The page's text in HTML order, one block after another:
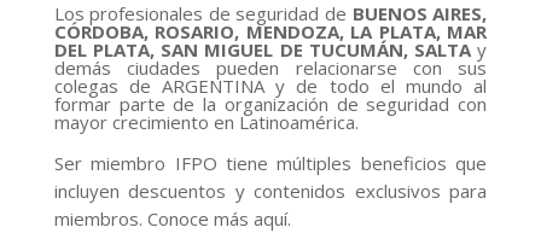
Los profesionales de seguridad de BUENOS AIRES,
CÓRDOBA, ROSARIO, MENDOZA, LA PLATA, MAR
DEL PLATA, SAN MIGUEL DE TUCUMÁN, SALTAy
demás ciudades pueden relacionarse con sus
colegas de ARGENTINA y de todo el mundo al
formar parte de la organización de seguridad con
mayor crecimiento en Latinoamérica.
Ser miembro IFPO tiene múltiples beneficios que
incluyen descuentos y contenidos exclusivos para
miembros. Conoce más aquí.